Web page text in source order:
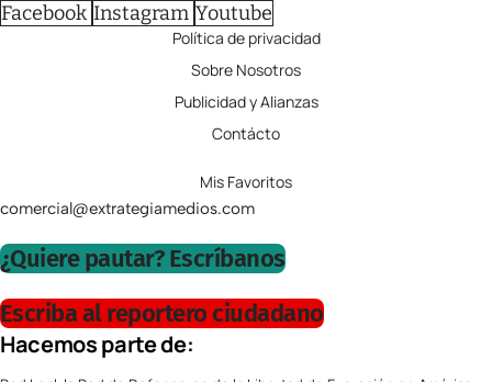
Facebook Instagram Youtube
Política de privacidad
Sobre Nosotros
Publicidad y Alianzas
Contácto
Mis Favoritos
comercial@extrategiamedios.com
¿Quiere pautar? Escríbanos
Escriba al reportero ciudadano
Hacemos parte de: